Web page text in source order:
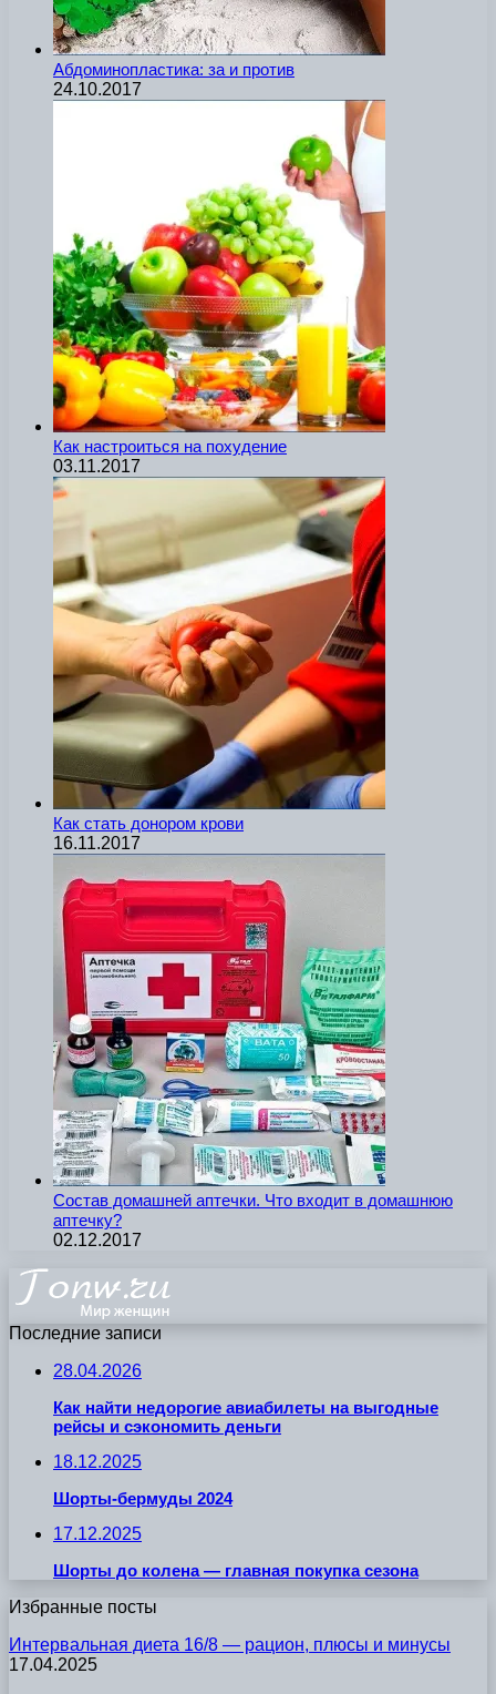
Абдоминопластика: за и против
24.10.2017
Как настроиться на похудение
03.11.2017
Как стать донором крови
16.11.2017
Состав домашней аптечки. Что входит в домашнюю
аптечку?
02.12.2017
Последние записи
28.04.2026
Как найти недорогие авиабилеты на выгодные
рейсы и сэкономить деньги
18.12.2025
Шорты-бермуды 2024
17.12.2025
Шорты до колена — главная покупка сезона
Избранные посты
Интервальная диета 16/8 — рацион, плюсы и минусы
17.04.2025